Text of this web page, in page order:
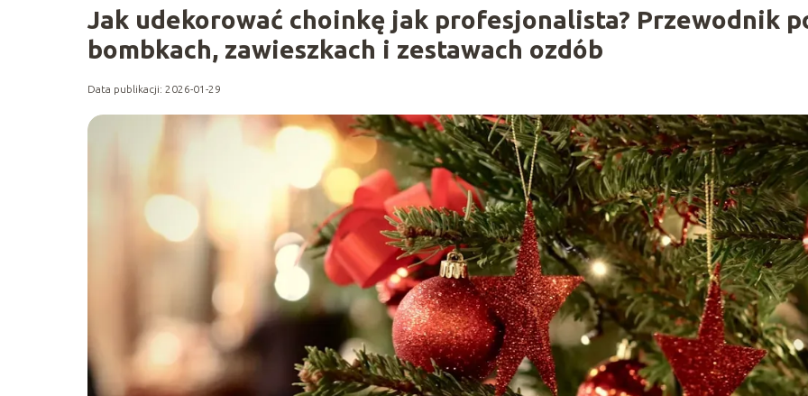
zawieszkach i zestawach
ozdób
Jak udekorować choinkę jak profesjonalista? Przewodnik
bombkach, zawieszkach i zestawach ozdób
Data publikacji: 2026-01-29